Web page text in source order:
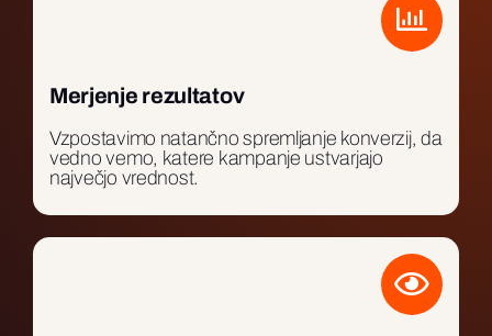
Merjenje rezultatov
Vzpostavimo natančno spremljanje konverzij, da
vedno vemo, katere kampanje ustvarjajo
največjo vrednost.